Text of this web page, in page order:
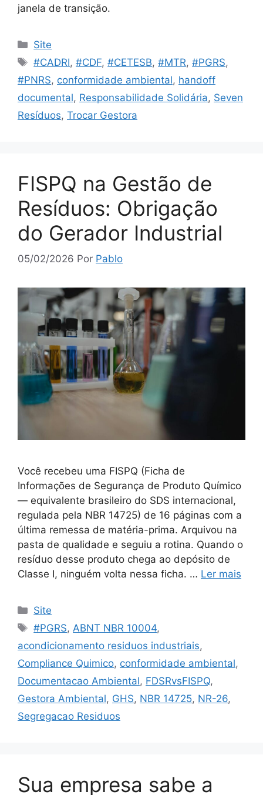
janela de transição.
Site
#CADRI,#CDF,#CETESB,#MTR,#PGRS,
#PNRS, conformidade ambiental, handoff
documental, Responsabilidade Solidária, Seven
Resíduos, Trocar Gestora
FISPQ na Gestão de
Resíduos: Obrigação
do Gerador Industrial
05/02/2026 Por Pablo
Você recebeu uma FISPQ (Ficha de
Informações de Segurança de Produto Químico
— equivalente brasileiro do SDS internacional,
regulada pela NBR 14725) de 16 páginas com a
última remessa de matéria-prima. Arquivou na
pasta de qualidade e seguiu a rotina. Quando o
resíduo desse produto chega ao depósito de
Classe I, ninguém volta nessa ficha. … Ler mais
Site
#PGRS, ABNT NBR 10004,
acondicionamento residuos industriais,
Compliance Quimico, conformidade ambiental,
Documentacao Ambiental, FDSRvsFISPQ,
Gestora Ambiental, GHS, NBR 14725, NR-26,
Segregacao Residuos
Sua empresa sabe a